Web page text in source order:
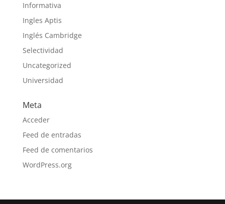
Informativa
Ingles Aptis
Inglés Cambridge
Selectividad
Uncategorized
Universidad
Meta
Acceder
Feed de entradas
Feed de comentarios
WordPress.org